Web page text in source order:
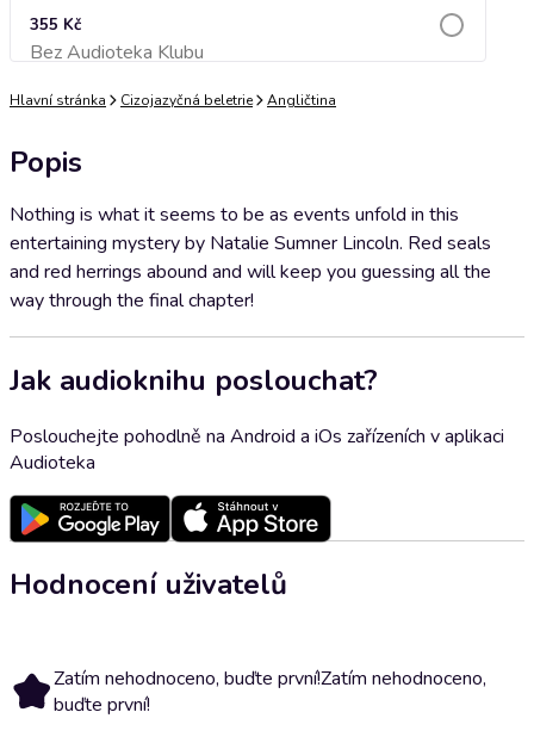
355 Kč
Bez Audioteka KlubuPřidat do košíku
Hlavní stránka Cizojazyčná beletrie Angličtina
Popis
Nothing is what it seems to be as events unfold in this
entertaining mystery by Natalie Sumner Lincoln. Red seals
and red herrings abound and will keep you guessing all the
way through the final chapter!
Jak audioknihu poslouchat?
Poslouchejte pohodlně na Android a iOs zařízeních v aplikaci
Audioteka
Hodnocení uživatelů
Zatím nehodnoceno, buďte první!Zatím nehodnoceno,
buďte první!